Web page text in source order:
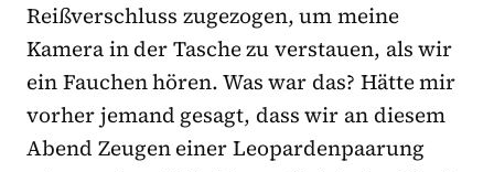
Reißverschluss zugezogen, um meine
Kamera in der Tasche zu verstauen, als wir
ein Fauchen hören. Was war das? Hätte mir
vorher jemand gesagt, dass wir an diesem
Abend Zeugen einer Leopardenpaarung